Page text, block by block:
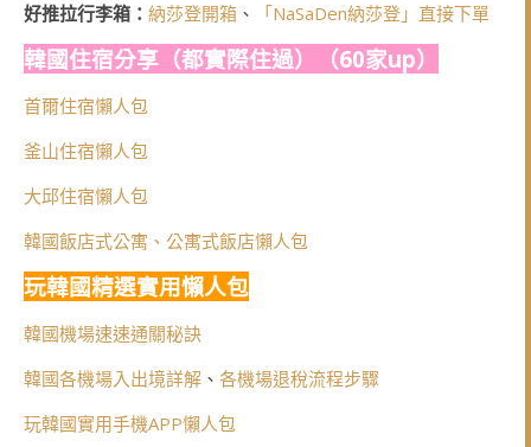
好推拉行李箱： 納莎登開箱 、 「NaSaDen納莎登」直接下單
韓國住宿分享（都實際住過）（60家up）
首爾住宿懶人包
釜山住宿懶人包
大邱住宿懶人包
韓國飯店式公寓、公寓式飯店懶人包
玩韓國精選實用懶人包
韓國機場速速通關秘訣
韓國各機場入出境詳解 、 各機場退稅流程步驟
玩韓國實用手機APP懶人包